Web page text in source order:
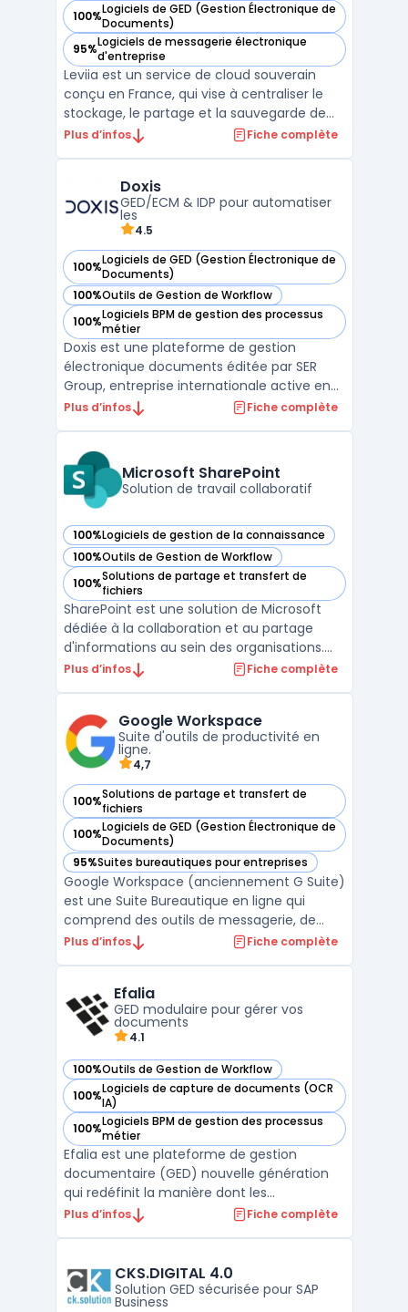
100%Logiciels de GED (Gestion Électronique de
Documents)
— voir Leviia dans cette catégorie
95%Logiciels de messagerie électronique
d'entreprise
— voir Leviia dans cette catégorie
Leviia est un service de cloud souverain
conçu en France, qui vise à centraliser le
stockage, le partage et la sauvegarde de
données pour des usages professionnels.
RGPD, ainsi que des certifications ISO 27001
et HDS (selo ...
Plus d’infos Fiche complète
Doxis
GED/ECM & IDP pour automatiser
les
4.5
100%Logiciels de GED (Gestion Électronique de
Documents)
— voir Doxis dans cette catégorie
100%Outils de Gestion de Workflow
— voir Doxis dans cette catégorie
100%Logiciels BPM de gestion des processus
métier
— voir Doxis dans cette catégorie
Doxis est une plateforme de gestion
électronique documents éditée par SER
Group, entreprise internationale active en
DMS / GED et ECM. Positionnée comme
les échanges et orchestre les processus
documentaires. SER Grou ...
Plus d’infos Fiche complète
Microsoft SharePoint
Solution de travail collaboratif
100%Logiciels de gestion de la connaissance
— voir Microsoft SharePoint dans cette catégorie
100%Outils de Gestion de Workflow
— voir Microsoft SharePoint dans cette catégorie
100%Solutions de partage et transfert de
fichiers
— voir Microsoft SharePoint dans cette catégorie
SharePoint est une solution de Microsoft
dédiée à la collaboration et au partage
d'informations au sein des organisations.
Elle permet de créer des sites d'équipe
partager des fichiers, des données, des
actualités et ...
Plus d’infos Fiche complète
Google Workspace
Suite d'outils de productivité en
ligne.
4,7
100%Solutions de partage et transfert de
fichiers
— voir Google Workspace dans cette catégorie
100%Logiciels de GED (Gestion Électronique de
Documents)
— voir Google Workspace dans cette catégorie
95%Suites bureautiques pour entreprises
— voir Google Workspace dans cette catégorie
Google Workspace (anciennement G Suite)
est une Suite Bureautique en ligne qui
comprend des outils de messagerie, de
stockage, de partage et de collaboration.
documents, des feuilles de calcul et des
présentations. Les ou ...
Plus d’infos Fiche complète
Efalia
GED modulaire pour gérer vos
documents
4.1
100%Outils de Gestion de Workflow
— voir Efalia dans cette catégorie
100%Logiciels de capture de documents (OCR
IA)
— voir Efalia dans cette catégorie
100%Logiciels BPM de gestion des processus
métier
— voir Efalia dans cette catégorie
Efalia est une plateforme de gestion
documentaire (GED) nouvelle génération
qui redéfinit la manière dont les
organisations gèrent leurs documents et
pas de stocker des documents : c'est
une solution docume ...
Plus d’infos Fiche complète
CKS.DIGITAL 4.0
Solution GED sécurisée pour SAP
Business